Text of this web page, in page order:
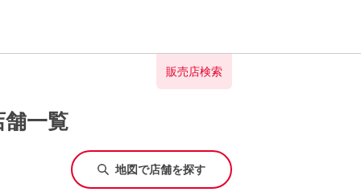
販売店検索
一覧
地図で店舗を探す